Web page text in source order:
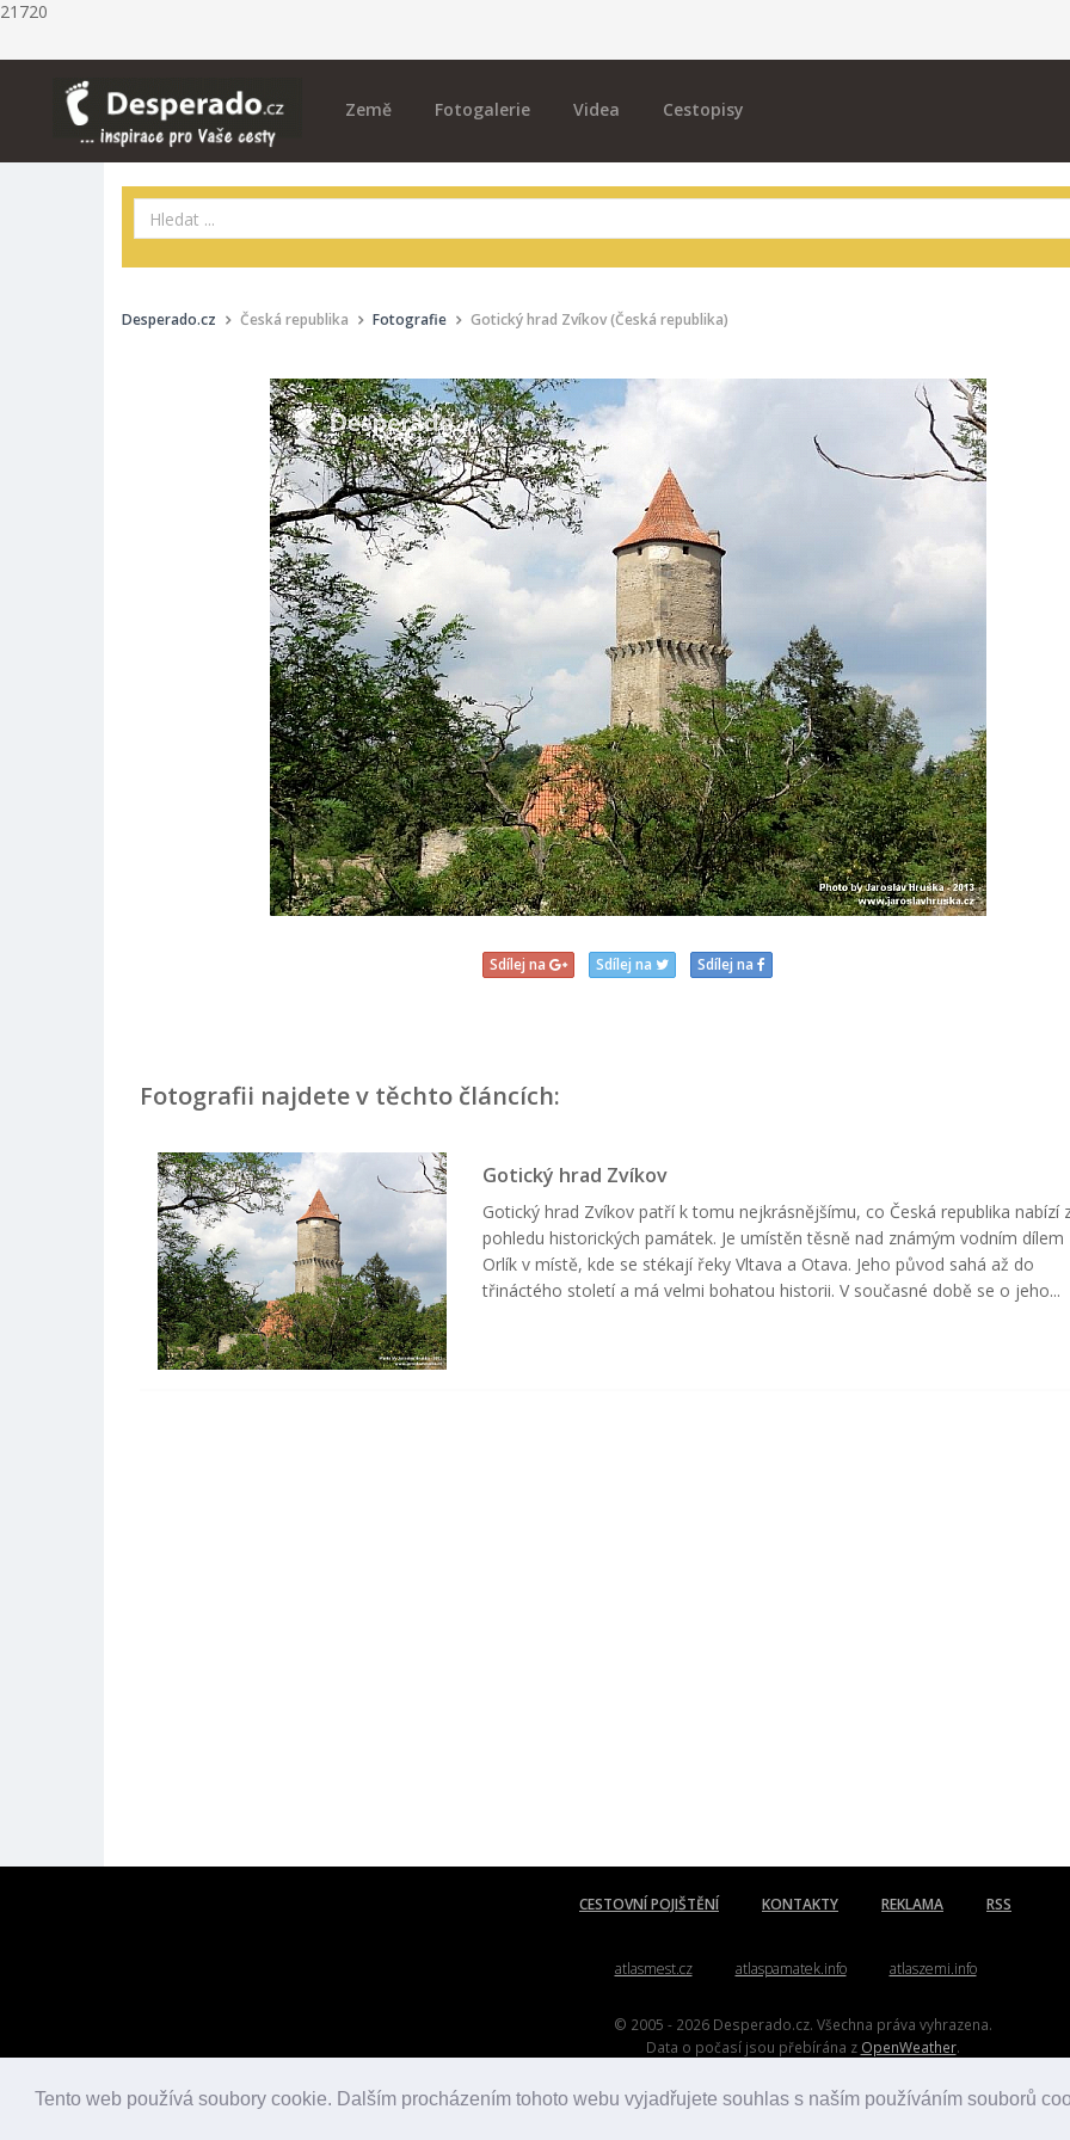
Tento web používá soubory cookie. Dalším procházením tohoto webu vyjadřujete souhlas s naším používáním souborů
21720
Země Fotogalerie Videa Cestopisy
Desperado.cz Česká republika Fotografie Gotický hrad Zvíkov (Česká republika)
Sdílej na Sdílej na Sdílej na
Fotografii najdete v těchto článcích:
Gotický hrad Zvíkov
Gotický hrad Zvíkov patří k tomu nejkrásnějšímu, co Česká republika nabízí
pohledu historických památek. Je umístěn těsně nad známým vodním dílem
Orlík v místě, kde se stékají řeky Vltava a Otava. Jeho původ sahá až do
třináctého století a má velmi bohatou historii. V současné době se o jeho...
CESTOVNÍ POJIŠTĚNÍ KONTAKTY REKLAMA RSS
atlasmest.cz atlaspamatek.info atlaszemi.info
© 2005 - 2026 Desperado.cz. Všechna práva vyhrazena.
Data o počasí jsou přebírána z OpenWeather.